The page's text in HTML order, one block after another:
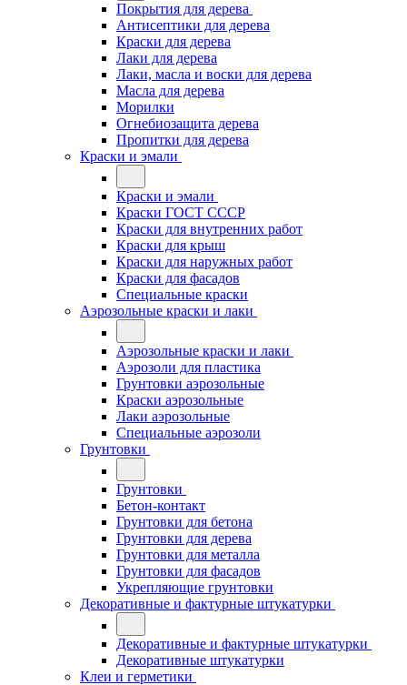
Покрытия для дерева
Антисептики для дерева
Краски для дерева
Лаки для дерева
Лаки, масла и воски для дерева
Масла для дерева
Морилки
Огнебиозащита дерева
Пропитки для дерева
Краски и эмали
Краски и эмали
Краски ГОСТ СССР
Краски для внутренних работ
Краски для крыш
Краски для наружных работ
Краски для фасадов
Специальные краски
Аэрозольные краски и лаки
Аэрозольные краски и лаки
Аэрозоли для пластика
Грунтовки аэрозольные
Краски аэрозольные
Лаки аэрозольные
Специальные аэрозоли
Грунтовки
Грунтовки
Бетон-контакт
Грунтовки для бетона
Грунтовки для дерева
Грунтовки для металла
Грунтовки для фасадов
Укрепляющие грунтовки
Декоративные и фактурные штукатурки
Декоративные и фактурные штукатурки
Декоративные штукатурки
Клеи и герметики